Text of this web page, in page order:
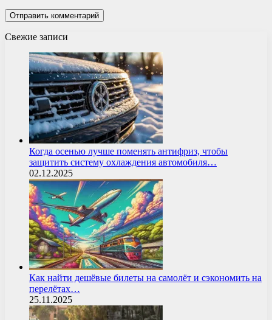
Свежие записи
Когда осенью лучше поменять антифриз, чтобы
защитить систему охлаждения автомобиля…
02.12.2025
Как найти дешёвые билеты на самолёт и сэкономить на
перелётах…
25.11.2025